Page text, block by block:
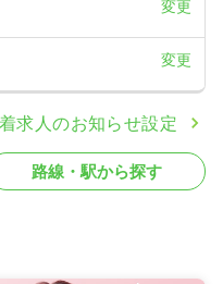
変更
変更
求人のお知らせ設定
路線・駅から探す